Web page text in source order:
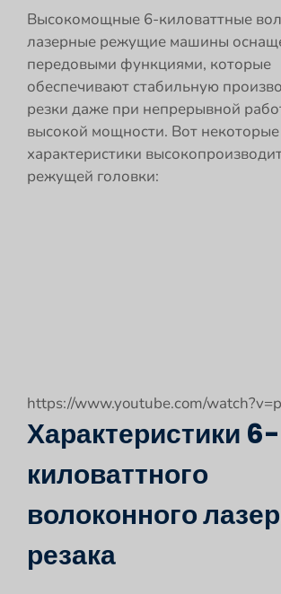
Высокомощные 6-киловаттные
лазерные режущие машины
передовыми функциями, которые
обеспечивают стабильную
резки даже при непрерывной
высокой мощности. Вот
характеристики
режущей головки:
https://www.youtube.com/
Характеристики 6-
киловаттного
волоконного
резака